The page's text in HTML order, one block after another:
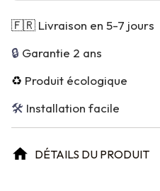
🇫🇷 Livraison en 5-7 jours
🔒 Garantie 2 ans
♻️ Produit écologique
🛠 Installation facile
DÉTAILS DU PRODUIT